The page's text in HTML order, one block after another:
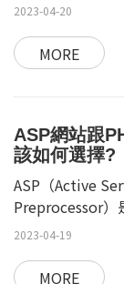
2023-04-20
MORE
ASP網站跟
該如何選擇?
ASP（Active
Preprocessor）
2023-04-19
MORE